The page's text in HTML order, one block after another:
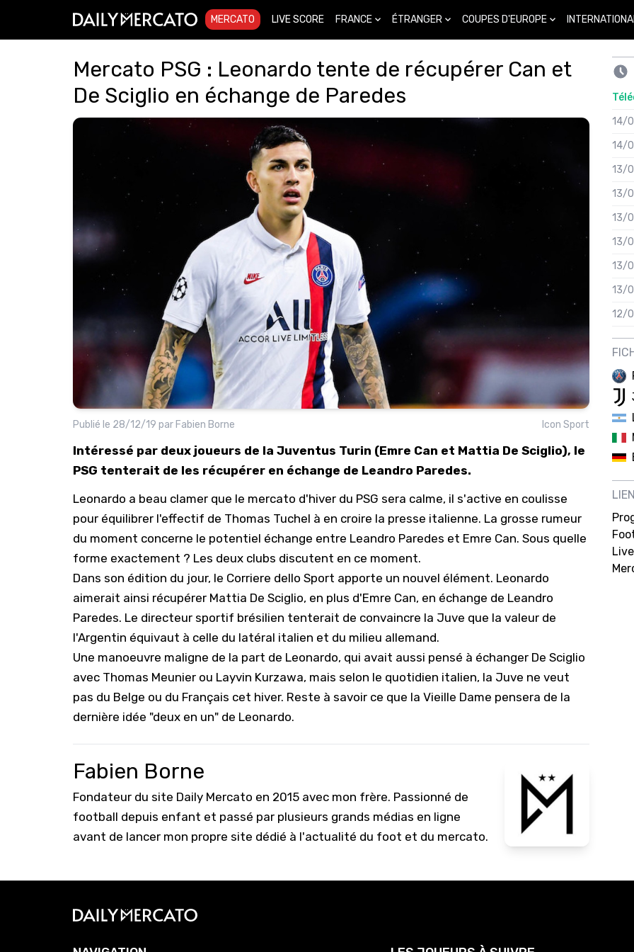
MERCATO LIVE SCORE FRANCE ÉTRANGER COUPES D'EUROPE
Mercato PSG : Leonardo tente de récupérer Can et
De Sciglio en échange de Paredes
Publié le 28/12/19 par Fabien Borne Icon Sport
Intéressé par deux joueurs de la Juventus Turin (Emre Can et Mattia De Sciglio), le
PSG tenterait de les récupérer en échange de Leandro Paredes.
Leonardo a beau clamer que le mercato d'hiver du PSG sera calme, il s'active en coulisse
pour équilibrer l'effectif de Thomas Tuchel à en croire la presse italienne. La grosse rumeur
du moment concerne le potentiel échange entre Leandro Paredes et Emre Can. Sous quelle
forme exactement ? Les deux clubs discutent en ce moment.
Dans son édition du jour, le Corriere dello Sport apporte un nouvel élément. Leonardo
aimerait ainsi récupérer Mattia De Sciglio, en plus d'Emre Can, en échange de Leandro
Paredes. Le directeur sportif brésilien tenterait de convaincre la Juve que la valeur de
l'Argentin équivaut à celle du latéral italien et du milieu allemand.
Une manoeuvre maligne de la part de Leonardo, qui avait aussi pensé à échanger De Sciglio
avec Thomas Meunier ou Layvin Kurzawa, mais selon le quotidien italien, la Juve ne veut
pas du Belge ou du Français cet hiver. Reste à savoir ce que la Vieille Dame pensera de la
dernière idée "deux en un" de Leonardo.
Fabien Borne
Fondateur du site Daily Mercato en 2015 avec mon frère. Passionné de
football depuis enfant et passé par plusieurs grands médias en ligne
avant de lancer mon propre site dédié à l'actualité du foot et du mercato.
14/
14/
13/
13/
13/
13/
13/
13/
12/
12/
12/01
12/01
12/
11/
11/
11/
10/